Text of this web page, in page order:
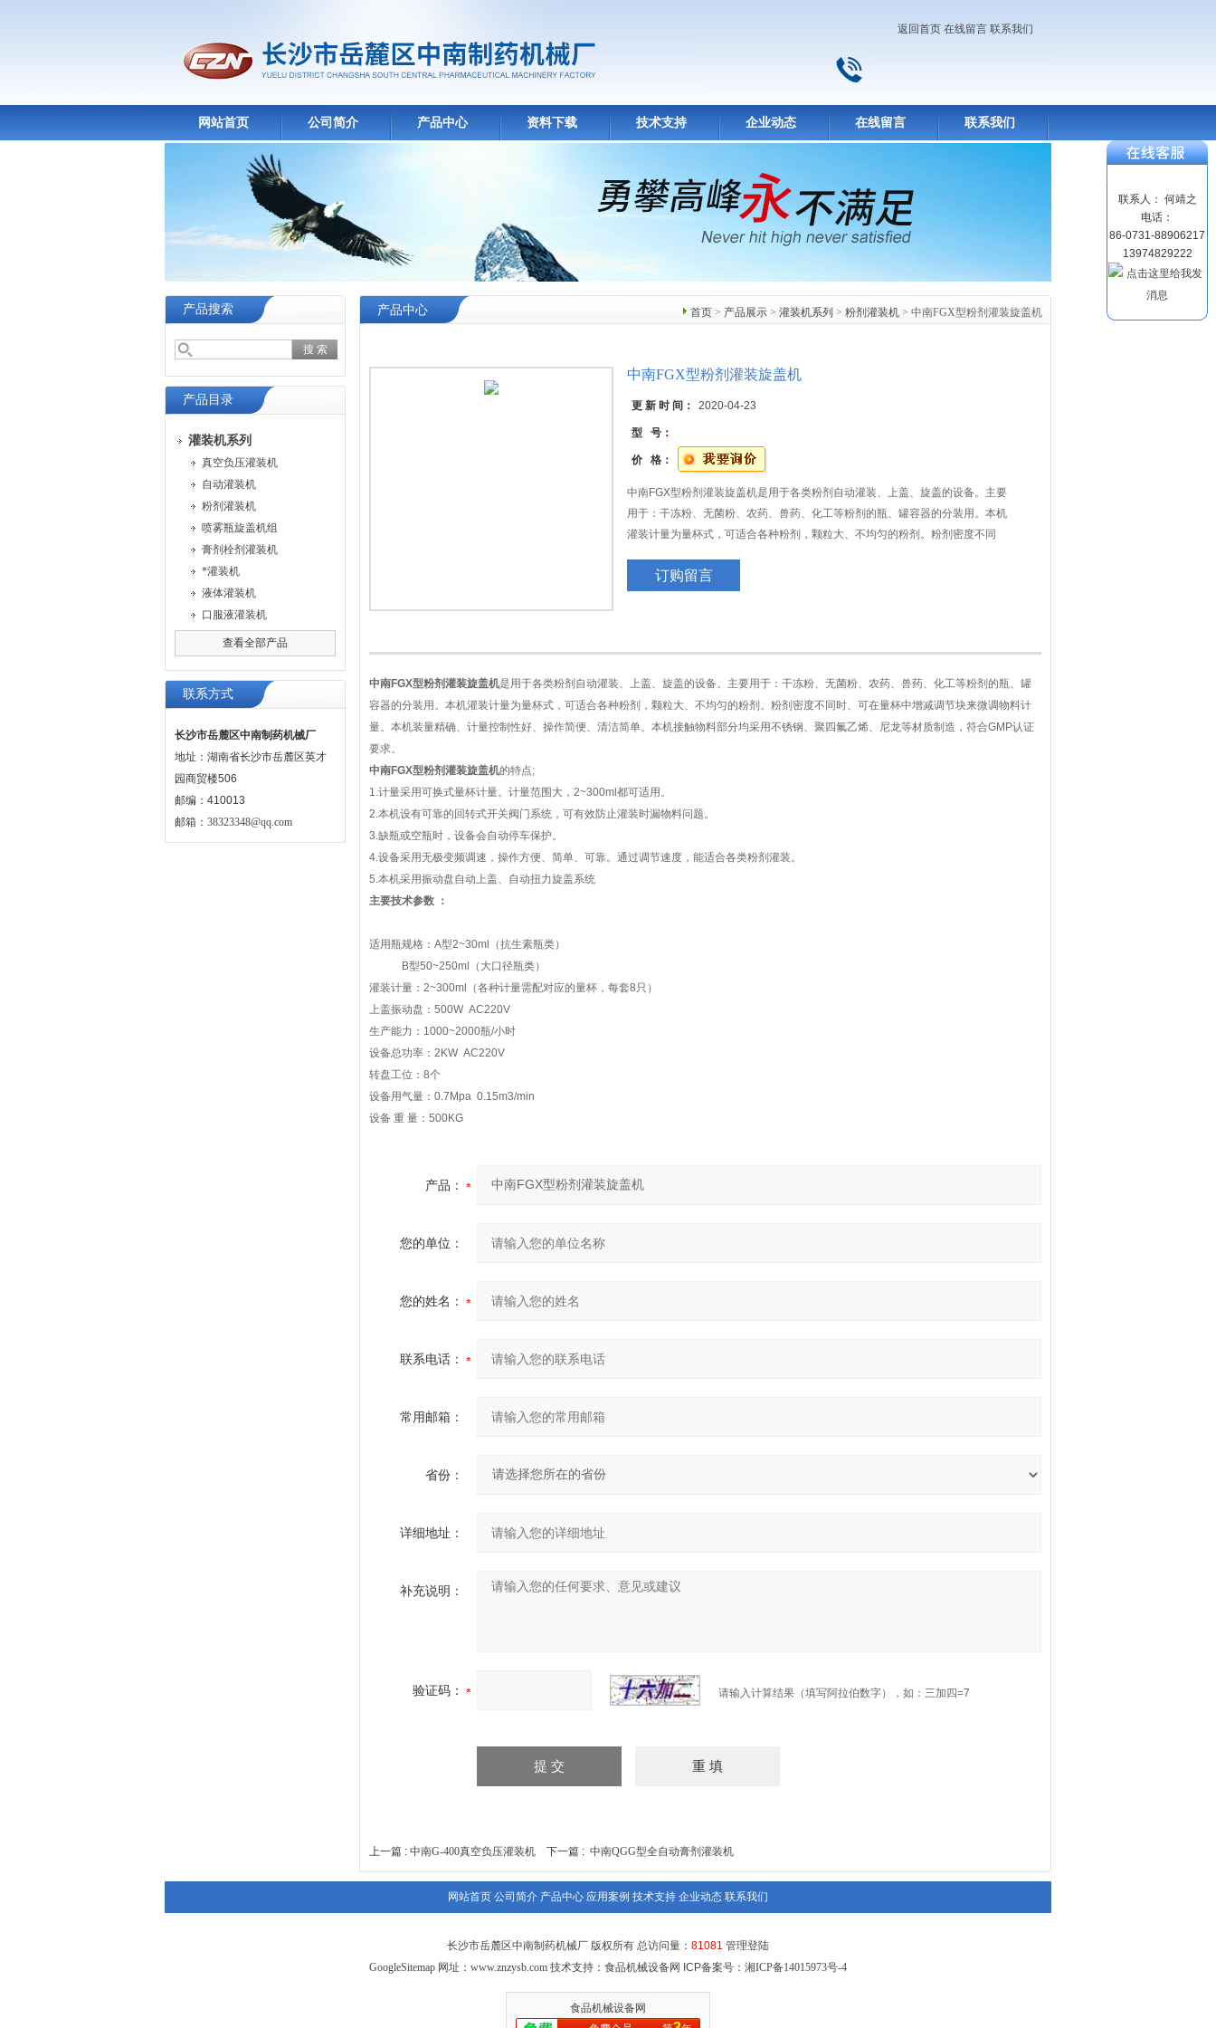
返回首页 在线留言 联系我们
网站首页 公司简介 产品中心 资料下载 技术支持 企业动态 在线留言 联系我们
产品搜索
产品目录
灌装机系列
真空负压灌装机
自动灌装机
粉剂灌装机
喷雾瓶旋盖机组
膏剂栓剂灌装机
*灌装机
液体灌装机
口服液灌装机
查看全部产品
联系方式
长沙市岳麓区中南制药机械厂
地址：湖南省长沙市岳麓区英才
园商贸楼506
邮编：410013
邮箱： 38323348@qq.com
首页 > 产品展示 > 灌装机系列 > 粉剂灌装机 > 中南FGX型粉剂灌装旋盖机
产品中心
中南FGX型粉剂灌装旋盖机
更 新 时 间： 2020-04-23
型 号：
价 格：
中南FGX型粉剂灌装旋盖机是用于各类粉剂自动灌装、上盖、旋盖的设备。主要
用于：干冻粉、无菌粉、农药、兽药、化工等粉剂的瓶、罐容器的分装用。本机
灌装计量为量杯式，可适合各种粉剂，颗粒大、不均匀的粉剂。粉剂密度不同
订购留言
中南FGX型粉剂灌装旋盖机是用于各类粉剂自动灌装、上盖、旋盖的设备。主要用于：干冻粉、无菌粉、农药、兽药、化工等粉剂的瓶、罐
容器的分装用。本机灌装计量为量杯式，可适合各种粉剂，颗粒大、不均匀的粉剂。粉剂密度不同时、可在量杯中增减调节块来微调物料计
量。本机装量精确、计量控制性好、操作简便、清洁简单。本机接触物料部分均采用不锈钢、聚四氟乙烯、尼龙等材质制造，符合GMP认证
要求。
中南FGX型粉剂灌装旋盖机的特点;
1.计量采用可换式量杯计量。计量范围大，2~300ml都可适用。
2.本机设有可靠的回转式开关阀门系统，可有效防止灌装时漏物料问题。
3.缺瓶或空瓶时，设备会自动停车保护。
4.设备采用无极变频调速，操作方便、简单、可靠。通过调节速度，能适合各类粉剂灌装。
5.本机采用振动盘自动上盖、自动扭力旋盖系统
主要技术参数 ：
适用瓶规格：A型2~30ml（抗生素瓶类）
B型50~250ml（大口径瓶类）
灌装计量：2~300ml（各种计量需配对应的量杯，每套8只）
上盖振动盘：500W AC220V
生产能力：1000~2000瓶/小时
设备总功率：2KW AC220V
转盘工位：8个
设备用气量：0.7Mpa 0.15m3/min
设备 重 量：500KG
产品：
您的单位：
您的姓名：
联系电话：
常用邮箱：
省份：
详细地址：
补充说明：
验证码： 请输入计算结果（填写阿拉伯数字），如：三加四=7
上一篇 : 中南G-400真空负压灌装机 下一篇 : 中南QGG型全自动膏剂灌装机
网站首页 公司简介 产品中心 应用案例 技术支持 企业动态 联系我们
长沙市岳麓区中南制药机械厂 版权所有 总访问量： 81081 管理登陆
GoogleSitemap 网址： www.znzysb.com 技术支持：食品机械设备网 ICP备案号： 湘ICP备14015973号-4
联系人： 何靖之
电话：
86-0731-88906217
13974829222
食品机械设备网